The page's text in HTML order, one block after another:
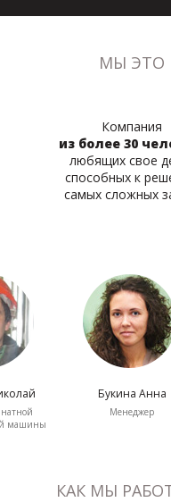
МЫ ЭТО
Компания
из более 30
любящих свое
способных к
самых сложных
машины
Букина Анна
Менеджер
КАК МЫ